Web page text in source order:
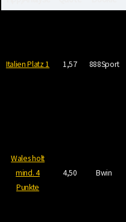
Italien Platz 1 1,57 888Sport
Wales holt
mind. 4
Punkte
4,50 Bwin